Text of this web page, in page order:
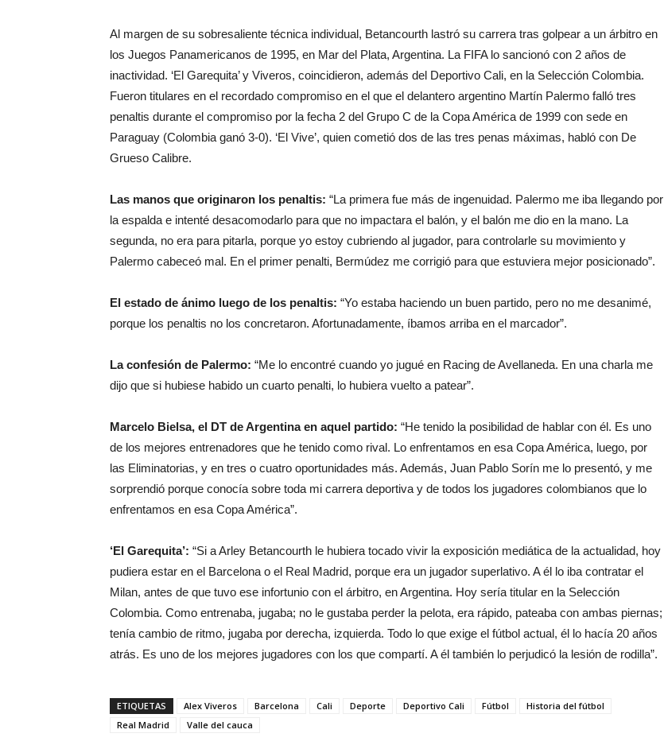
Al margen de su sobresaliente técnica individual, Betancourth lastró su carrera tras golpear a un árbitro en
los Juegos Panamericanos de 1995, en Mar del Plata, Argentina. La FIFA lo sancionó con 2 años de
inactividad. ‘El Garequita’ y Viveros, coincidieron, además del Deportivo Cali, en la Selección Colombia.
Fueron titulares en el recordado compromiso en el que el delantero argentino Martín Palermo falló tres
penaltis durante el compromiso por la fecha 2 del Grupo C de la Copa América de 1999 con sede en
Paraguay (Colombia ganó 3-0). ‘El Vive’, quien cometió dos de las tres penas máximas, habló con De
Grueso Calibre.
Las manos que originaron los penaltis: “La primera fue más de ingenuidad. Palermo me iba llegando por
la espalda e intenté desacomodarlo para que no impactara el balón, y el balón me dio en la mano. La
segunda, no era para pitarla, porque yo estoy cubriendo al jugador, para controlarle su movimiento y
Palermo cabeceó mal. En el primer penalti, Bermúdez me corrigió para que estuviera mejor posicionado”.
El estado de ánimo luego de los penaltis: “Yo estaba haciendo un buen partido, pero no me desanimé,
porque los penaltis no los concretaron. Afortunadamente, íbamos arriba en el marcador”.
La confesión de Palermo: “Me lo encontré cuando yo jugué en Racing de Avellaneda. En una charla me
dijo que si hubiese habido un cuarto penalti, lo hubiera vuelto a patear”.
Marcelo Bielsa, el DT de Argentina en aquel partido: “He tenido la posibilidad de hablar con él. Es uno
de los mejores entrenadores que he tenido como rival. Lo enfrentamos en esa Copa América, luego, por
las Eliminatorias, y en tres o cuatro oportunidades más. Además, Juan Pablo Sorín me lo presentó, y me
sorprendió porque conocía sobre toda mi carrera deportiva y de todos los jugadores colombianos que lo
enfrentamos en esa Copa América”.
‘El Garequita’: “Si a Arley Betancourth le hubiera tocado vivir la exposición mediática de la actualidad, hoy
pudiera estar en el Barcelona o el Real Madrid, porque era un jugador superlativo. A él lo iba contratar el
Milan, antes de que tuvo ese infortunio con el árbitro, en Argentina. Hoy sería titular en la Selección
Colombia. Como entrenaba, jugaba; no le gustaba perder la pelota, era rápido, pateaba con ambas piernas;
tenía cambio de ritmo, jugaba por derecha, izquierda. Todo lo que exige el fútbol actual, él lo hacía 20 años
atrás. Es uno de los mejores jugadores con los que compartí. A él también lo perjudicó la lesión de rodilla”.
ETIQUETAS Alex Viveros Barcelona Cali Deporte Deportivo Cali Fútbol
Historia del fútbol
Real Madrid
Valle del cauca